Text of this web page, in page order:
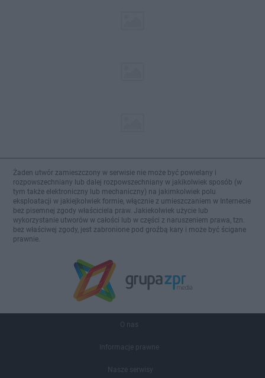
Żaden utwór zamieszczony w serwisie nie może być powielany i
rozpowszechniany lub dalej rozpowszechniany w jakikolwiek sposób (w
tym także elektroniczny lub mechaniczny) na jakimkolwiek polu
eksploatacji w jakiejkolwiek formie, włącznie z umieszczaniem w Internecie
bez pisemnej zgody właściciela praw. Jakiekolwiek użycie lub
wykorzystanie utworów w całości lub w części z naruszeniem prawa, tzn.
bez właściwej zgody, jest zabronione pod groźbą kary i może być ścigane
prawnie.
O nas
Informacje prawne
Nasze serwisy